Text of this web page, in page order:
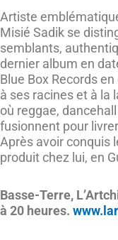
Artiste
Misié Sadik se
semblants,
dernier album en
Blue Box Records
à ses racines et à la
où reggae,
fusionnent pour
Après avoir conquis
produit chez lui, en
Basse-Terre,
à 20 heures.